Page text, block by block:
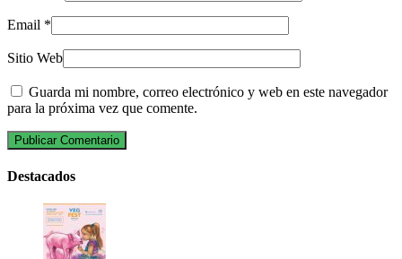
Email *
Sitio Web
Guarda mi nombre, correo electrónico y web en este navegador
para la próxima vez que comente.
Destacados